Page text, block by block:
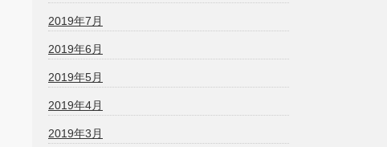
2019年7月
2019年6月
2019年5月
2019年4月
2019年3月